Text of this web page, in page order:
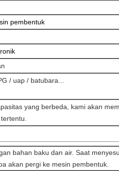
pembentuk
/ uap / batubara...
yang berbeda, kami akan
bahan baku dan air. Saat
akan pergi ke mesin pembentuk.